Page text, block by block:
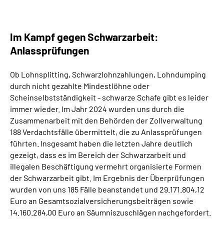
Im Kampf gegen Schwarzarbeit:
Anlassprüfungen
Ob Lohnsplitting, Schwarzlohnzahlungen, Lohndumping
durch nicht gezahlte Mindestlöhne oder
Scheinselbstständigkeit - schwarze Schafe gibt es leider
immer wieder. Im Jahr 2024 wurden uns durch die
Zusammenarbeit mit den Behörden der Zollverwaltung
188 Verdachtsfälle übermittelt, die zu Anlassprüfungen
führten. Insgesamt haben die letzten Jahre deutlich
gezeigt, dass es im Bereich der Schwarzarbeit und
illegalen Beschäftigung vermehrt organisierte Formen
der Schwarzarbeit gibt. Im Ergebnis der Überprüfungen
wurden von uns 185 Fälle beanstandet und 29.171.804,12
Euro an Gesamtsozialversicherungsbeiträgen sowie
14.160.284,00 Euro an Säumniszuschlägen nachgefordert.